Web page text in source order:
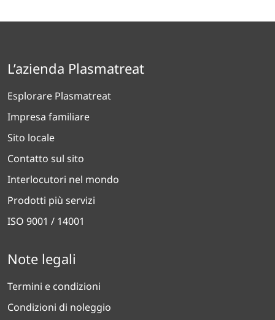
L’azienda Plasmatreat
Esplorare Plasmatreat
Impresa familiare
Sito locale
Contatto sul sito
Interlocutori nel mondo
Prodotti più servizi
ISO 9001 / 14001
Note legali
Termini e condizioni
Condizioni di noleggio